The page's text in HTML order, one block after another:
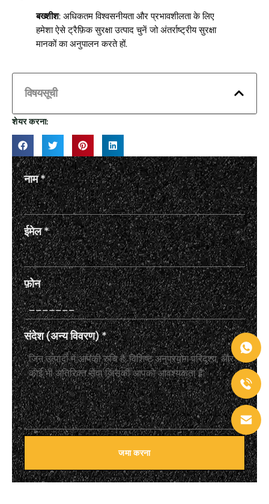
बख्शीश: अधिकतम विश्वसनीयता और प्रभावशीलता के लिए
हमेशा ऐसे ट्रैफ़िक सुरक्षा उत्पाद चुनें जो अंतर्राष्ट्रीय सुरक्षा
मानकों का अनुपालन करते हों.
विषयसूची
शेयर करना:
नाम*
ईमेल*
फ़ोन
संदेश (अन्य विवरण)*
जमा करना